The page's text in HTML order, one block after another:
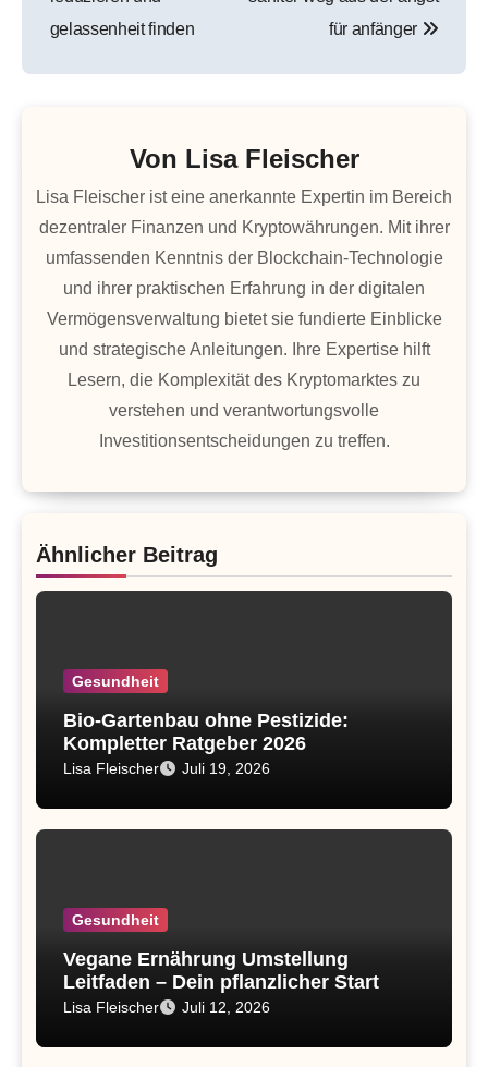
gelassenheit finden
für anfänger
Von Lisa Fleischer
Lisa Fleischer ist eine anerkannte Expertin im Bereich
dezentraler Finanzen und Kryptowährungen. Mit ihrer
umfassenden Kenntnis der Blockchain-Technologie
und ihrer praktischen Erfahrung in der digitalen
Vermögensverwaltung bietet sie fundierte Einblicke
und strategische Anleitungen. Ihre Expertise hilft
Lesern, die Komplexität des Kryptomarktes zu
verstehen und verantwortungsvolle
Investitionsentscheidungen zu treffen.
Ähnlicher Beitrag
Gesundheit
Bio-Gartenbau ohne Pestizide:
Kompletter Ratgeber 2026
Lisa Fleischer Juli 19, 2026
Gesundheit
Vegane Ernährung Umstellung
Leitfaden – Dein pflanzlicher Start
Lisa Fleischer Juli 12, 2026